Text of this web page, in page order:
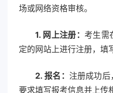
场或网络资格审核。
1. 网上注册：考生需
定的网站上进行注册，填
2. 报名： 注册成功
要求填写报考信息并上传